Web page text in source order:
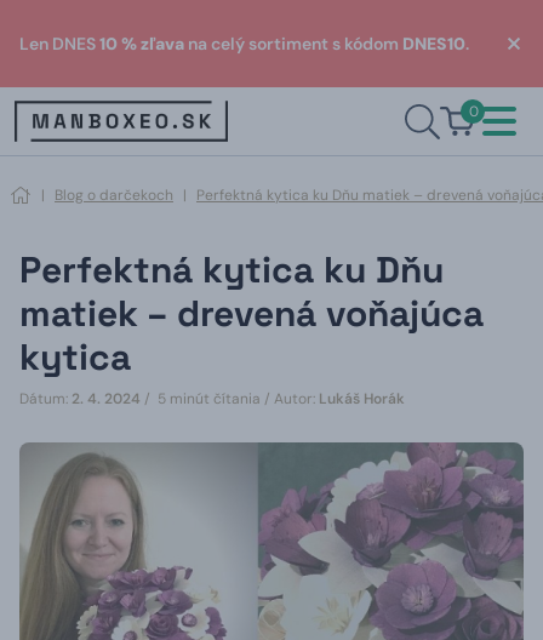
Len DNES10 % zľava na celý sortiment s kódom DNES10.
0
| Blog o darčekoch | Perfektná kytica ku Dňu matiek – drevená
Perfektná kytica ku Dňu
matiek – drevená voňajúca
kytica
Dátum: 2. 4. 2024 / 5 minút čítania / Autor: Lukáš Horák